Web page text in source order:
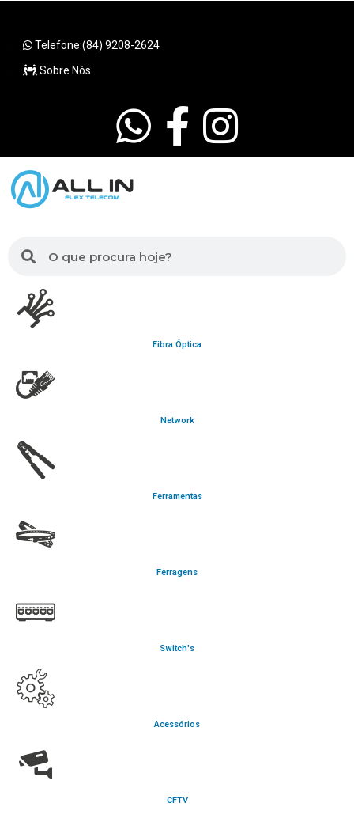
Telefone:(84) 9208-2624
Sobre Nós
Fibra Óptica
Network
Ferramentas
Ferragens
Switch's
Acessórios
CFTV